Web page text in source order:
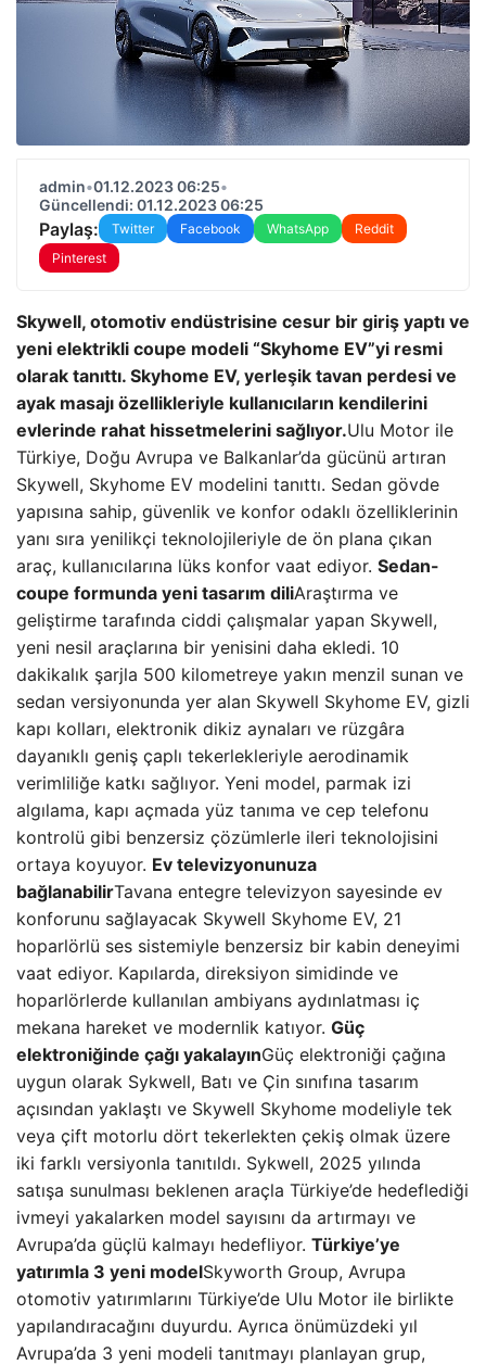
admin•01.12.2023 06:25•
Güncellendi: 01.12.2023 06:25
Paylaş: Twitter Facebook WhatsApp
Reddit
Pinterest
Skywell, otomotiv endüstrisine cesur bir giriş yaptı ve
yeni elektrikli coupe modeli “Skyhome EV”yi resmi
olarak tanıttı. Skyhome EV, yerleşik tavan perdesi ve
ayak masajı özellikleriyle kullanıcıların kendilerini
evlerinde rahat hissetmelerini sağlıyor.Ulu Motor ile
Türkiye, Doğu Avrupa ve Balkanlar’da gücünü artıran
Skywell, Skyhome EV modelini tanıttı. Sedan gövde
yapısına sahip, güvenlik ve konfor odaklı özelliklerinin
yanı sıra yenilikçi teknolojileriyle de ön plana çıkan
araç, kullanıcılarına lüks konfor vaat ediyor. Sedan-
coupe formunda yeni tasarım diliAraştırma ve
geliştirme tarafında ciddi çalışmalar yapan Skywell,
yeni nesil araçlarına bir yenisini daha ekledi. 10
dakikalık şarjla 500 kilometreye yakın menzil sunan ve
sedan versiyonunda yer alan Skywell Skyhome EV, gizli
kapı kolları, elektronik dikiz aynaları ve rüzgâra
dayanıklı geniş çaplı tekerlekleriyle aerodinamik
verimliliğe katkı sağlıyor. Yeni model, parmak izi
algılama, kapı açmada yüz tanıma ve cep telefonu
kontrolü gibi benzersiz çözümlerle ileri teknolojisini
ortaya koyuyor. Ev televizyonunuza
bağlanabilirTavana entegre televizyon sayesinde ev
konforunu sağlayacak Skywell Skyhome EV, 21
hoparlörlü ses sistemiyle benzersiz bir kabin deneyimi
vaat ediyor. Kapılarda, direksiyon simidinde ve
hoparlörlerde kullanılan ambiyans aydınlatması iç
mekana hareket ve modernlik katıyor. Güç
elektroniğinde çağı yakalayınGüç elektroniği çağına
uygun olarak Sykwell, Batı ve Çin sınıfına tasarım
açısından yaklaştı ve Skywell Skyhome modeliyle tek
veya çift motorlu dört tekerlekten çekiş olmak üzere
iki farklı versiyonla tanıtıldı. Sykwell, 2025 yılında
satışa sunulması beklenen araçla Türkiye’de hedeflediği
ivmeyi yakalarken model sayısını da artırmayı ve
Avrupa’da güçlü kalmayı hedefliyor. Türkiye’ye
yatırımla 3 yeni modelSkyworth Group, Avrupa
otomotiv yatırımlarını Türkiye’de Ulu Motor ile birlikte
yapılandıracağını duyurdu. Ayrıca önümüzdeki yıl
Avrupa’da 3 yeni modeli tanıtmayı planlayan grup,